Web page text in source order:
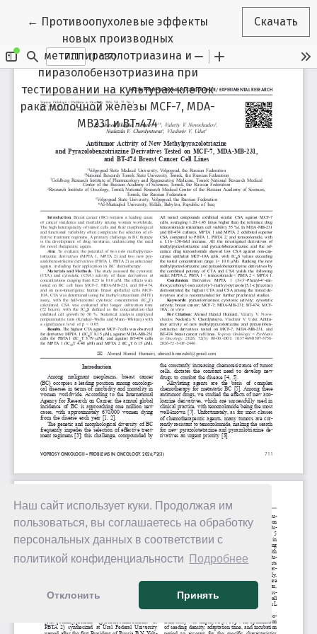
Наш сайт использует куки. Продолжая им
пользоваться, вы соглашаетесь на обработку
персональных данных в соответствии с
политикой конфиденциальности
Подробнее
Отклонить Принять
← Вернуться к Подробностям о статье
Противоопухолевые эффекты
новых производных
метилпиразолотриазина и
пиразолобензотриазина при
тестировании на культурах клеток
рака молочной железы MCF-7, MDA-
MB231 и BT-474
Скачать